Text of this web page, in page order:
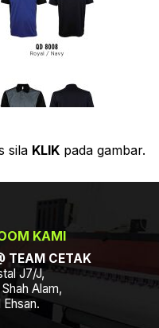
sila KLIK pada gambar.
KAMI
TEAM CETAK
J7/J,
Alam,